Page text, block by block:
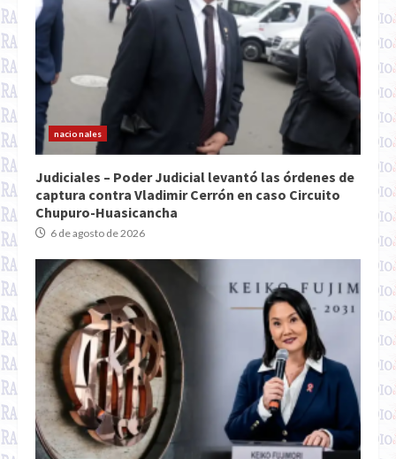
nacionales
Judiciales – Poder Judicial levantó las órdenes de
captura contra Vladimir Cerrón en caso Circuito
Chupuro-Huasicancha
6 de agosto de 2026